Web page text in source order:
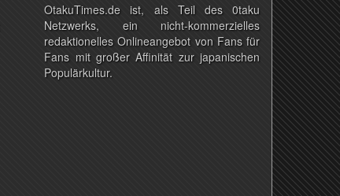
OtakuTimes.de ist, als Teil des 0taku
Netzwerks, ein nicht-kommerzielles
redaktionelles Onlineangebot von Fans für
Fans mit großer Affinität zur japanischen
Populärkultur.